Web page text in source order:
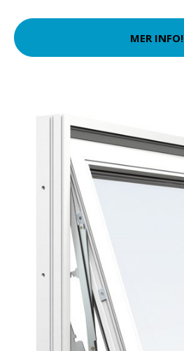
MER INFO!